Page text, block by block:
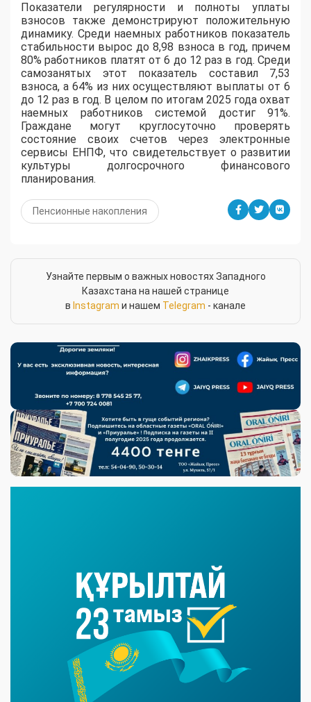
Показатели регулярности и полноты уплаты
взносов также демонстрируют положительную
динамику. Среди наемных работников показатель
стабильности вырос до 8,98 взноса в год, причем
80% работников платят от 6 до 12 раз в год. Среди
самозанятых этот показатель составил 7,53
взноса, а 64% из них осуществляют выплаты от 6
до 12 раз в год. В целом по итогам 2025 года охват
наемных работников системой достиг 91%.
Граждане могут круглосуточно проверять
состояние своих счетов через электронные
сервисы ЕНПФ, что свидетельствует о развитии
культуры долгосрочного финансового
планирования.
Пенсионные накопления
Узнайте первым о важных новостях Западного
Казахстана на нашей странице
в Instagram и нашем Telegram - канале